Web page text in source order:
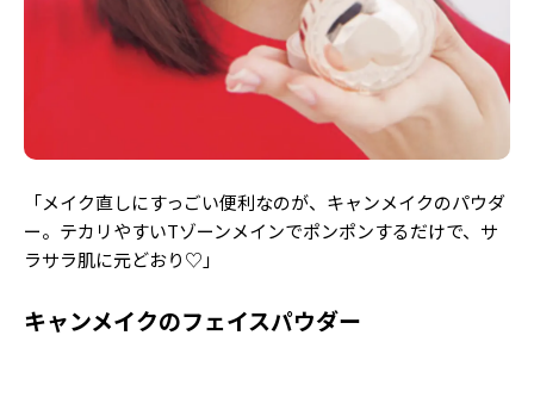
「メイク直しにすっごい便利なのが、キャンメイクのパウダ
ー。テカリやすいTゾーンメインでポンポンするだけで、サ
ラサラ肌に元どおり♡」
キャンメイクのフェイスパウダー